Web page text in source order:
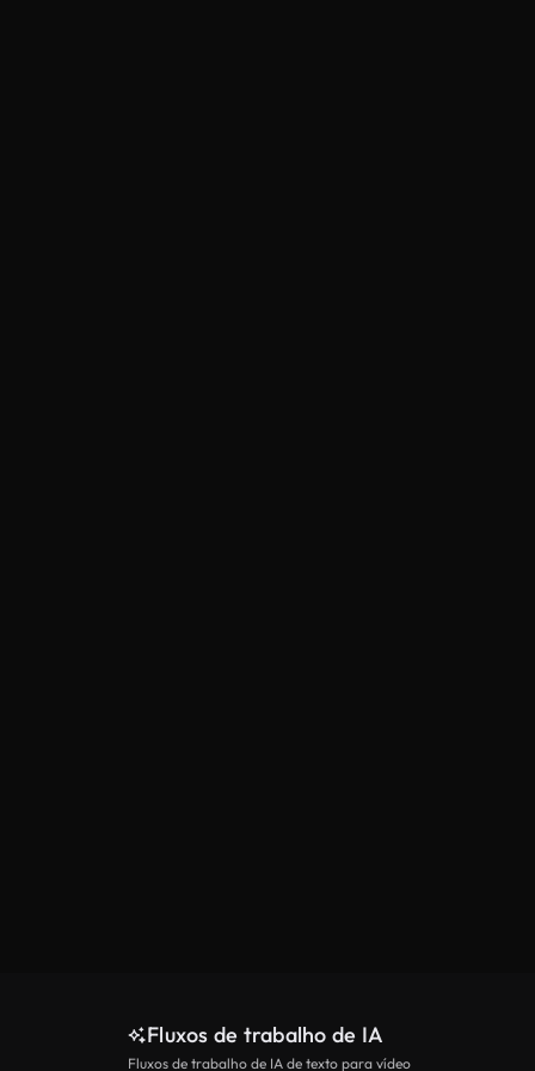
Fluxos de trabalho de IA
Fluxos de trabalho de IA de texto para vídeo